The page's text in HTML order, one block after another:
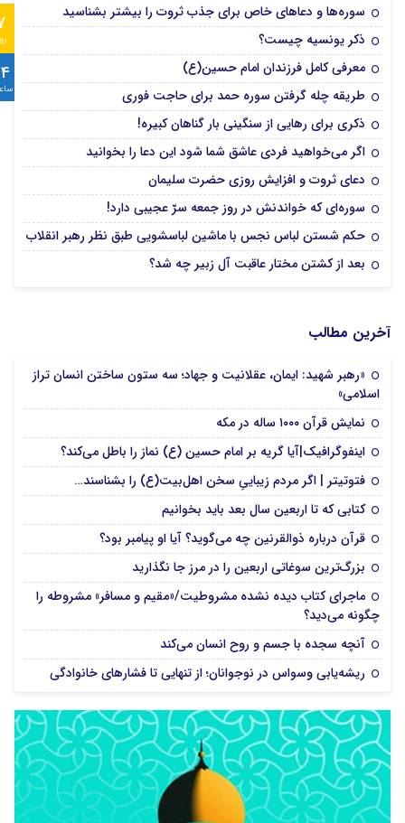
سوره‌ها و دعاهای خاص برای جذب ثروت را بیشتر بشناسید
ذکر یونسیه چیست؟
معرفی کامل فرزندان امام حسین(ع)
طریقه چله گرفتن سوره حمد برای حاجت فوری
ذکری برای رهایی از سنگینی بار گناهان کبیره!
اگر می‌خواهید فردی عاشق شما شود این دعا را بخوانید
دعای ثروت و افزایش روزی حضرت سلیمان
سوره‌ای که خواندنش در روز جمعه سرّ عجیبی دارد!
حکم شستن لباس نجس با ماشین لباسشویی طبق نظر رهبر انقلاب
بعد از کشتن مختار عاقبت آل زبیر چه شد؟
آخرین مطالب
«رهبر شهید: ایمان، عقلانیت و جهاد؛ سه ستون ساختن انسان تراز
اسلامی»
نمایش قرآن ۱۰۰۰ ساله در مکه
اینفوگرافیک|آیا گریه بر امام حسین (ع) نماز را باطل می‌کند؟
فتوتیتر | اگر مردم زیباییِ سخن اهل‌بیت(ع) را بشناسند…
کتابی که تا اربعین سال بعد باید بخوانیم
قرآن درباره ذوالقرنین چه می‌گوید؟ آیا او پیامبر بود؟
بزرگ‌ترین سوغاتی اربعین را در مرز جا نگذارید
ماجرای کتاب دیده نشده مشروطیت/«مقیم و مسافر» مشروطه را
چگونه می‌دید؟
آنچه سجده با جسم و روح انسان می‌کند
ریشه‌یابی وسواس در نوجوانان؛ از تنهایی تا فشارهای خانوادگی